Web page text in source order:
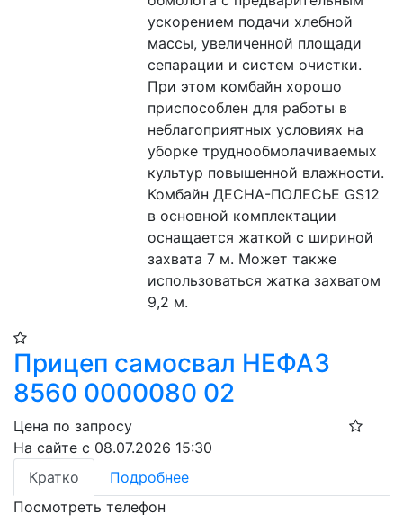
ускорением подачи хлебной
массы, увеличенной площади
сепарации и систем очистки.
При этом комбайн хорошо
приспособлен для работы в
неблагоприятных условиях на
уборке труднообмолачиваемых
культур повышенной влажности.
Комбайн ДЕСНА-ПОЛЕСЬЕ GS12
в основной комплектации
оснащается жаткой с шириной
захвата 7 м. Может также
использоваться жатка захватом
9,2 м.
Прицеп самосвал НЕФАЗ
8560 0000080 02
Цена по запросу
На сайте с 08.07.2026 15:30
Кратко
Подробнее
Посмотреть телефон